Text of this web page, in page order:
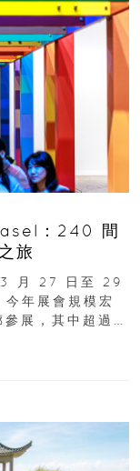
：240 間
旅
月 27 日至 29
今年展會規模宏
展，其中超過半